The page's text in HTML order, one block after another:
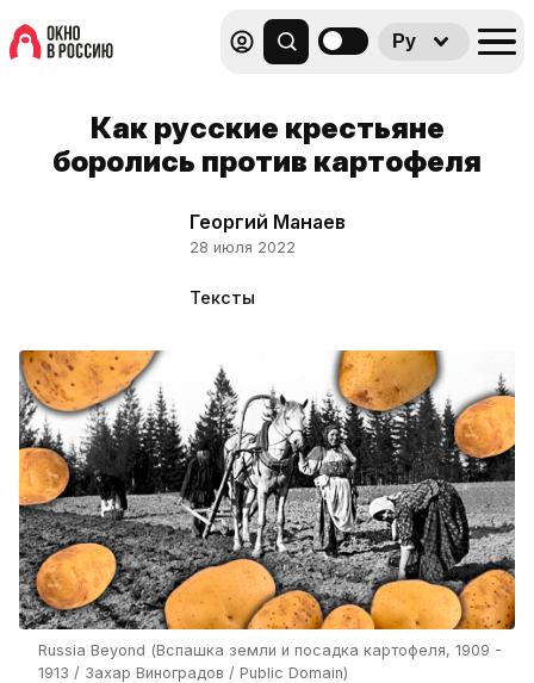
Ру
Как русские крестьяне
боролись против картофеля
Георгий Манаев
28 июля 2022
Тексты
Russia Beyond (Вспашка земли и посадка картофеля, 1909 -
1913 / Захар Виноградов / Public Domain)